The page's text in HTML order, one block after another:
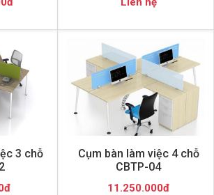
3 chỗ
Cụm bàn làm việc 4 chỗ
CBTP-04
11.250.000đ